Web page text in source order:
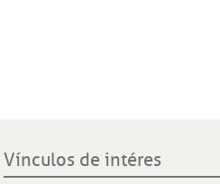
Vínculos de intéres